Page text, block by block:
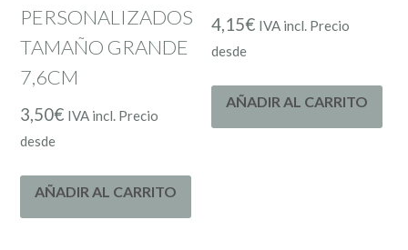
PERSONALIZADOS
TAMAÑO GRANDE
7,6CM
3,50€ IVA incl. Precio
desde
AÑADIR AL CARRITO
4,15€ IVA incl. Precio
desde
AÑADIR AL CARRITO